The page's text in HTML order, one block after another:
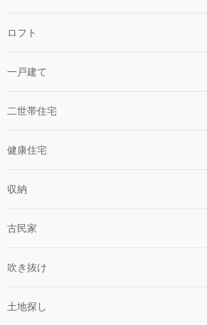
ロフト
一戸建て
二世帯住宅
健康住宅
収納
古民家
吹き抜け
土地探し